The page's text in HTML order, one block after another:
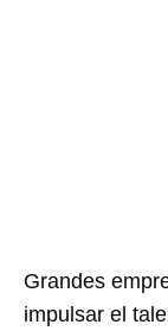
Grandes
impulsar el